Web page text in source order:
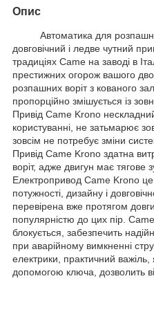
Опис
Автоматика для
довговічний і ледве чутний
традиціях Came на заводі в
престижних огорож вашого
розпашних воріт з кованого
пропорційно змішується із
Привід Came Krono
користуванні, не затьмарює
зовсім не потребує зміни
Привід Came Krono здатна
воріт, адже двигун має тягове
Електропривод Came Krono
потужності, дизайну і
перевірена вже протягом
популярністю до цих пір.
блокується, забезпечить
при аварійному вимкненні
електрики, практичний важіль,
допомогою ключа, дозволить